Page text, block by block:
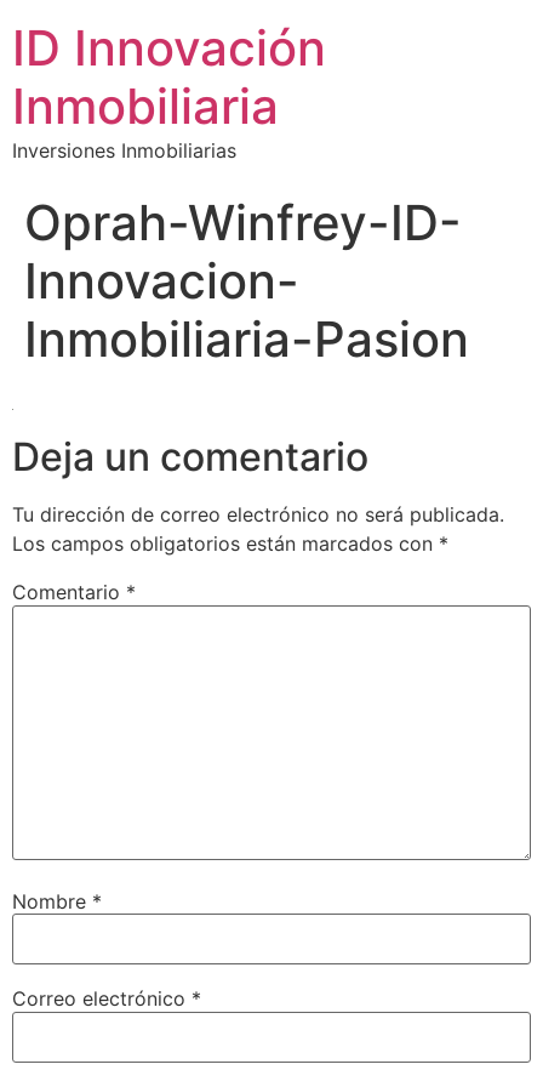
ID Innovación
Inmobiliaria
Inversiones Inmobiliarias
Oprah-Winfrey-ID-
Innovacion-
Inmobiliaria-Pasion
Deja un comentario
Tu dirección de correo electrónico no será publicada.
Los campos obligatorios están marcados con *
Comentario *
Nombre *
Correo electrónico *